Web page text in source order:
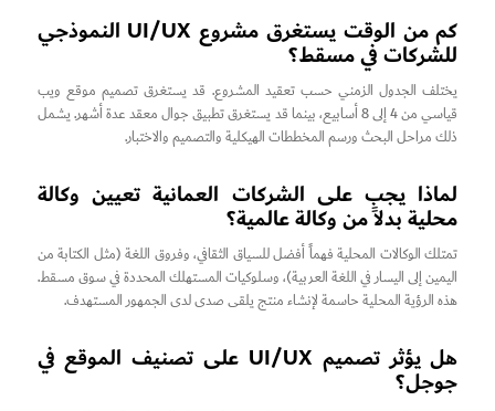
كم من الوقت يستغرق مشروع UI/UX النموذجي
للشركات في مسقط؟
يختلف الجدول الزمني حسب تعقيد المشروع. قد يستغرق تصميم موقع ويب
قياسي من 4 إلى 8 أسابيع، بينما قد يستغرق تطبيق جوال معقد عدة أشهر. يشمل
ذلك مراحل البحث ورسم المخططات الهيكلية والتصميم والاختبار.
لماذا يجب على الشركات العمانية تعيين وكالة
محلية بدلاً من وكالة عالمية؟
تمتلك الوكالات المحلية فهماً أفضل للسياق الثقافي، وفروق اللغة (مثل الكتابة من
اليمين إلى اليسار في اللغة العربية)، وسلوكيات المستهلك المحددة في سوق مسقط.
هذه الرؤية المحلية حاسمة لإنشاء منتج يلقى صدى لدى الجمهور المستهدف.
هل يؤثر تصميم UI/UX على تصنيف الموقع في
جوجل؟